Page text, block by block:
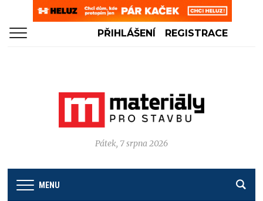
PŘIHLÁŠENÍ REGISTRACE
Pátek, 7 srpna 2026
MENU